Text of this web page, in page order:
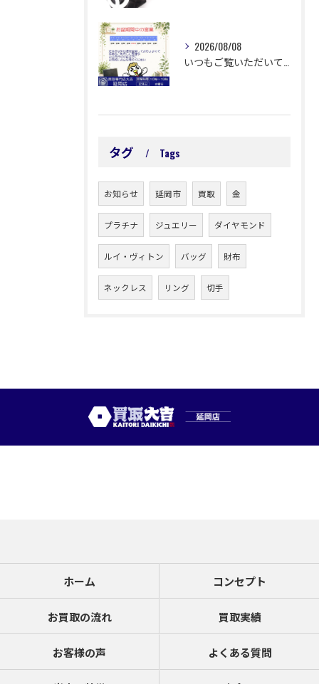
2026/08/08
タグ Tags
お知らせ 延岡市 買取 金
プラチナ ジュエリー ダイヤモンド
ルイ・ヴィトン バッグ 財布
ネックレス リング 切手
ホーム コンセプト
お買取の流れ 買取実績
お客様の声 よくある質問